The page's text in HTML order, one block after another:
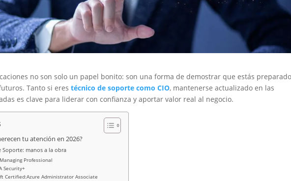
no son solo un papel bonito: son una forma de demostrar que estás
Tanto si eres técnico de soporte como CIO, mantenerse actualizado en las
es clave para liderar con confianza y aportar valor real al negocio.
tu atención en 2026?
Soporte: manos a la obra
Professional
Security+
Certified:Azure Administrator Associate